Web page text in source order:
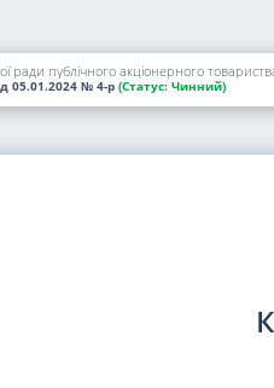
ради публічного акціонерного
05.01.2024 № 4-р (Статус: Чинний)